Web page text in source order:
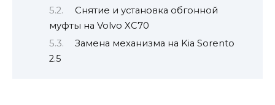
Снятие и установка обгонной
муфты на Volvo XC70
Замена механизма на Kia Sorento
2.5